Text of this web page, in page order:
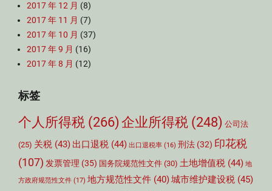
2017 年 12 月 (8)
2017 年 11 月 (7)
2017 年 10 月 (37)
2017 年 9 月 (16)
2017 年 8 月 (12)
标签
个人所得税 (266) 企业所得税 (248) 公司法
(25) 关税 (43) 出口退税 (44) 出口退税率 (16) 刑法 (32) 印花税
(107) 发票管理 (35) 国务院规范性文件 (30) 土地增值税 (44) 地
方政府规范性文件 (17) 地方规范性文件 (40)城市维护建设税 (45)